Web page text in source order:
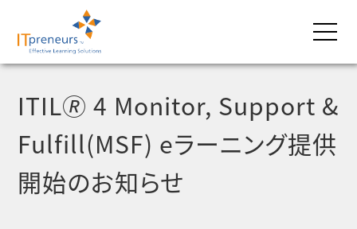
ITIL🄬 4 Monitor, Support &
Fulfill(MSF) eラーニング提供
開始のお知らせ